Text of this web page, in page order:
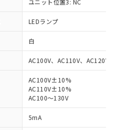
ユニット位置3: NC
LEDランプ
白
AC100V、AC110V、AC120V
AC100V±10%
AC110V±10%
AC100～130V
5mA